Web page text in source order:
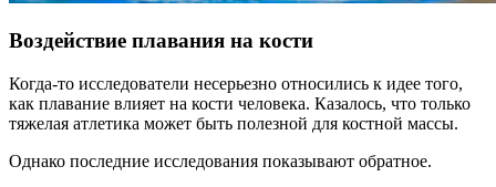
Воздействие плавания на кости
Когда-то исследователи несерьезно относились к идее того,
как плавание влияет на кости человека. Казалось, что только
тяжелая атлетика может быть полезной для костной массы.
Однако последние исследования показывают обратное.